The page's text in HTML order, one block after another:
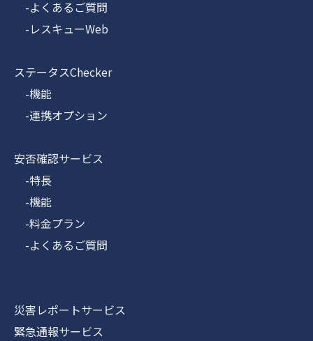
-よくあるご質問
-レスキューWeb
ステータスChecker
-機能
-連携オプション
安否確認サービス
-特長
-機能
-料金プラン
-よくあるご質問
災害レポートサービス
緊急通報サービス